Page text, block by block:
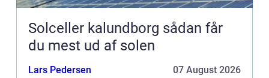
Solceller kalundborg sådan får
du mest ud af solen
Lars Pedersen 07 August 2026